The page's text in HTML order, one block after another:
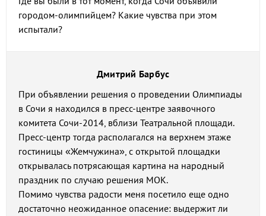
городом-олимпийцем? Какие чувства при этом
испытали?
Дмитрий Барбус
При объявлении решения о проведении Олимпиады
в Сочи я находился в пресс-центре заявочного
комитета Сочи-2014, вблизи Театральной площади.
Пресс-центр тогда располагался на верхнем этаже
гостиницы «Жемчужина», с открытой площадки
открывалась потрясающая картина на народный
праздник по случаю решения МОК.
Помимо чувства радости меня посетило еще одно
достаточно неожиданное опасение: выдержит ли